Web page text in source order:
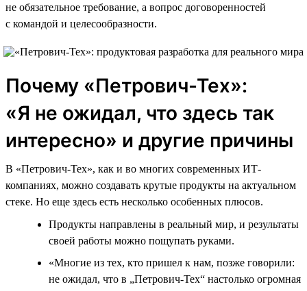
не обязательное требование, а вопрос договоренностей
с командой и целесообразности.
Почему «Петрович-Тех»:
«Я не ожидал, что здесь так
интересно» и другие причины
В «Петрович-Тех», как и во многих современных ИТ-
компаниях, можно создавать крутые продукты на актуальном
стеке. Но еще здесь есть несколько особенных плюсов.
Продукты направлены в реальный мир, и результаты
своей работы можно пощупать руками.
«Многие из тех, кто пришел к нам, позже говорили:
не ожидал, что в „Петрович-Тех“ настолько огромная